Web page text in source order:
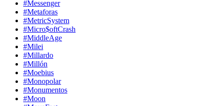
#Messenger
#Metaforas
#MetricSystem
#Micro$oftCrash
#MiddleAge
#Milei
#Millardo
#Millón
#Moebius
#Monopolar
#Monumentos
#Moon